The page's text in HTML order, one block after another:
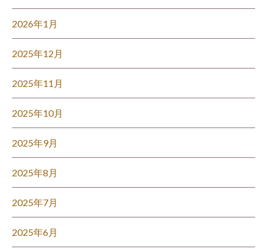
2026年1月
2025年12月
2025年11月
2025年10月
2025年9月
2025年8月
2025年7月
2025年6月